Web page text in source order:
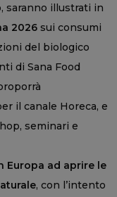
saranno illustrati in
2026 sui consumi
del biologico
di Sana Food
il canale Horeca, e
seminari e
Europa ad aprire le
, con l’intento